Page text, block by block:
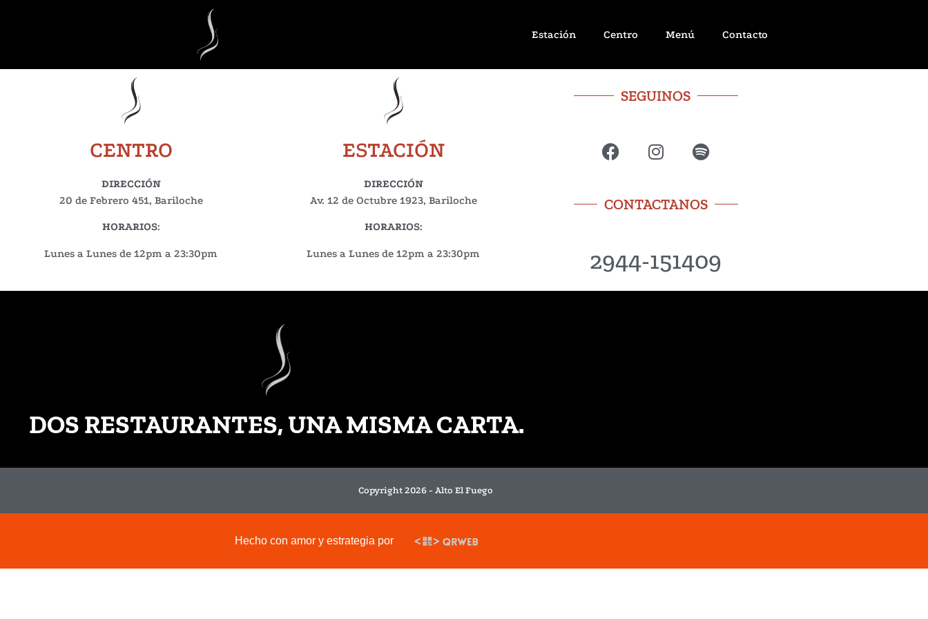
Estación Centro Menú Contacto
CENTRO
DIRECCIÓN
20 de Febrero 451, Bariloche
HORARIOS:
Lunes a Lunes de 12pm a 23:30pm
ESTACIÓN
DIRECCIÓN
Av. 12 de Octubre 1923, Bariloche
HORARIOS:
Lunes a Lunes de 12pm a 23:30pm
SEGUINOS
CONTACTANOS
2944-151409
DOS RESTAURANTES, UNA MISMA CARTA.
Copyright 2026 - Alto El Fuego
Hecho con amor y estrategia por